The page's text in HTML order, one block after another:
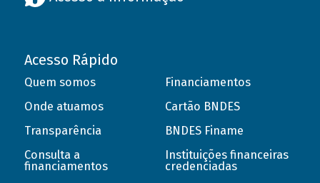
Acesso Rápido
Quem somos
Onde atuamos
Transparência
Consulta a
financiamentos
Financiamentos
Cartão BNDES
BNDES Finame
Instituições financeiras
credenciadas